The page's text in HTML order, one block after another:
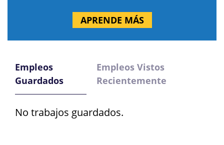
APRENDE MÁS
Empleos
Guardados
Empleos Vistos
Recientemente
No trabajos guardados.